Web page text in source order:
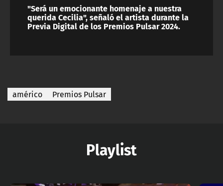
"Será un emocionante homenaje a nuestra
querida Cecilia", señaló el artista durante la
Previa Digital de los Premios Pulsar 2024.
américo Premios Pulsar
Playlist